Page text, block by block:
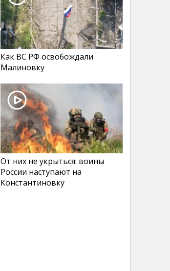
Как ВС РФ освобождали
Малиновку
От них не укрыться: воины
России наступают на
Константиновку